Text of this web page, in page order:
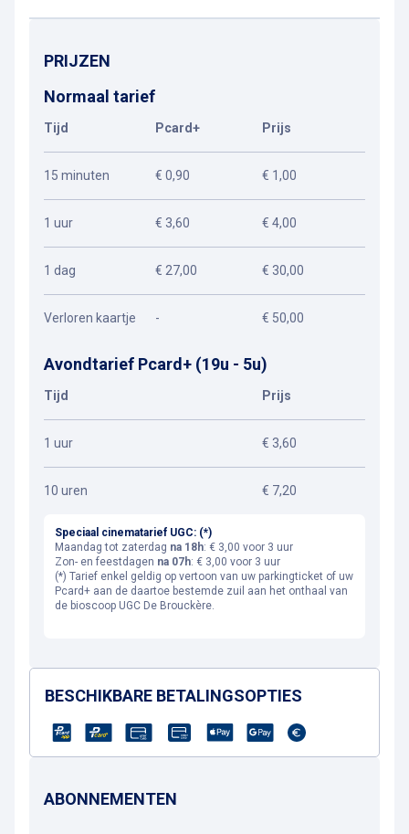
PRIJZEN
Normaal tarief
Tijd Pcard+ Prijs
15 minuten € 0,90 € 1,00
1 uur € 3,60 € 4,00
1 dag € 27,00 € 30,00
Verloren kaartje - € 50,00
Avondtarief Pcard+ (19u - 5u)
Tijd Prijs
1 uur € 3,60
10 uren € 7,20
Speciaal cinematarief UGC: (*)
Maandag tot zaterdag na 18h: € 3,00 voor 3 uur
Zon- en feestdagen na 07h: € 3,00 voor 3 uur
(*) Tarief enkel geldig op vertoon van uw parkingticket of uw
Pcard+ aan de daartoe bestemde zuil aan het onthaal van
de bioscoop UGC De Brouckère.
BESCHIKBARE BETALINGSOPTIES
ABONNEMENTEN